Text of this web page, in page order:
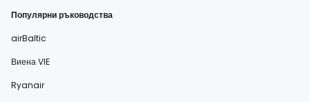
Популярни ръководства
airBaltic
Виена VIE
Ryanair